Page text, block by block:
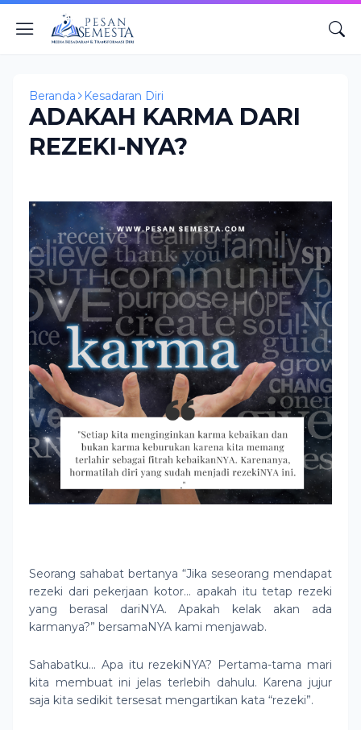
Beranda Kesadaran Diri
ADAKAH KARMA DARI
REZEKI-NYA?
Seorang sahabat bertanya “Jika seseorang mendapat
rezeki dari pekerjaan kotor… apakah itu tetap rezeki
yang berasal dariNYA. Apakah kelak akan ada
karmanya?” bersamaNYA kami menjawab.
Sahabatku… Apa itu rezekiNYA? Pertama-tama mari
kita membuat ini jelas terlebih dahulu. Karena jujur
saja kita sedikit tersesat mengartikan kata “rezeki”.